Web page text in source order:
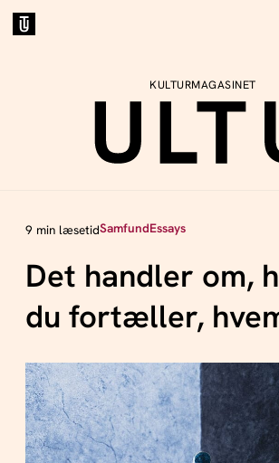
KULTURMAGASINET
9 min læsetidSamfundEssays
Det handler om,
du fortæller,